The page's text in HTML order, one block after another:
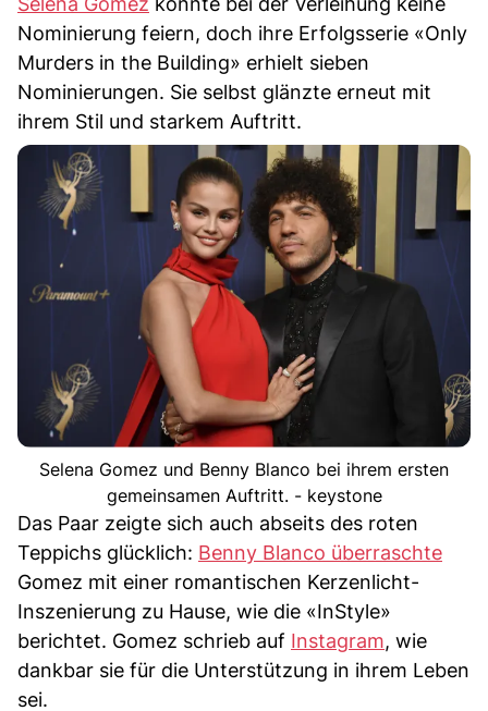
Nominierung feiern, doch ihre Erfolgsserie «Only
Murders in the Building» erhielt sieben
Nominierungen. Sie selbst glänzte erneut mit
ihrem Stil und starkem Auftritt.
Selena Gomez und Benny Blanco bei ihrem ersten
gemeinsamen Auftritt. - keystone
Das Paar zeigte sich auch abseits des roten
Teppichs glücklich: Benny Blanco überraschte
Gomez mit einer romantischen Kerzenlicht-
Inszenierung zu Hause, wie die «InStyle»
berichtet. Gomez schrieb auf Instagram, wie
dankbar sie für die Unterstützung in ihrem Leben
sei.